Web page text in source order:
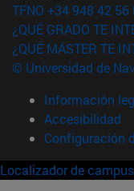
TFNO +34 948 42 56
¿QUÉ GRADO TE
¿QUÉ MÁSTER TE
© Universidad de
Información
Accesibilidad
Configuración
Localizador de campus